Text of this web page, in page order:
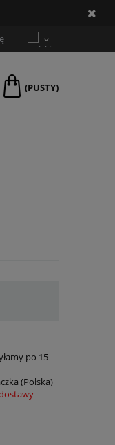
(PUSTY)
po 15
(Polska)